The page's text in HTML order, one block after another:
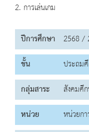
2. การเล่นเกม
ปีการศึกษา 2568 /
ชั้น
ประถม
กลุ่มสาระ
สังคมศึ
หน่วย
หน่วยก